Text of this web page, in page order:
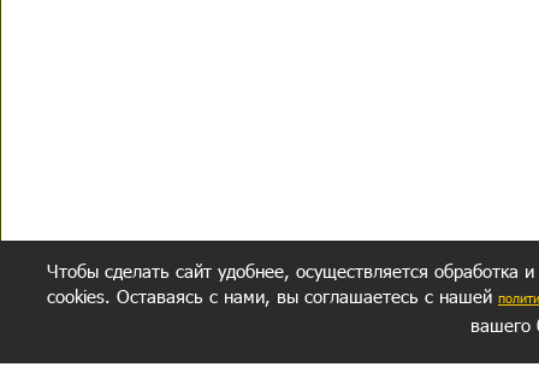
Чтобы сделать сайт удобнее, осуществляется обработка
cookies. Оставаясь с нами, вы соглашаетесь с нашей
вашего